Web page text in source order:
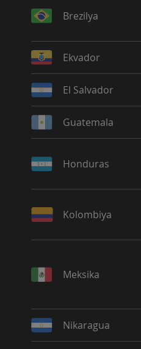
Brezilya
Ekvador
El Salvador
Guatemala
Honduras
Kolombiya
Meksika
Nikaragua